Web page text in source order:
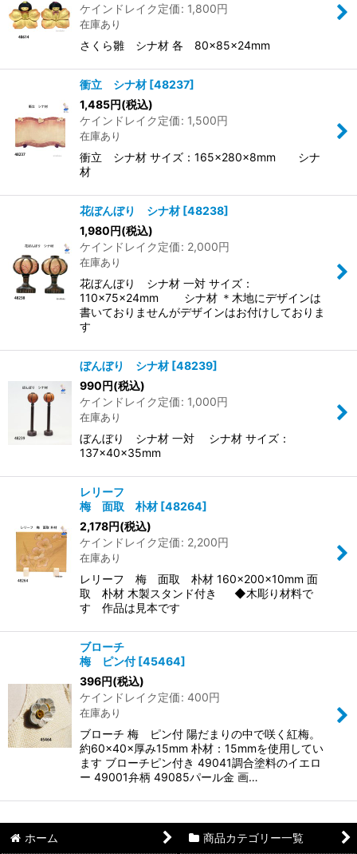
ケインドレイク定価: 1,800円
在庫あり
さくら雛 シナ材 各 80×85×24mm
衝立 シナ材 [48237]
1,485円(税込)
ケインドレイク定価: 1,500円
在庫あり
衝立 シナ材 サイズ：165×280×8mm シナ
材
花ぼんぼり シナ材 [48238]
1,980円(税込)
ケインドレイク定価: 2,000円
在庫あり
花ぼんぼり シナ材 一対 サイズ：
110×75×24mm シナ材 ＊木地にデザインは
書いておりませんがデザインはお付けしておりま
す
ぼんぼり シナ材 [48239]
990円(税込)
ケインドレイク定価: 1,000円
在庫あり
ぼんぼり シナ材 一対 シナ材 サイズ：
137×40×35mm
レリーフ
梅 面取 朴材 [48264]
2,178円(税込)
ケインドレイク定価: 2,200円
在庫あり
レリーフ 梅 面取 朴材 160×200×10mm 面
取 朴材 木製スタンド付き ◆木彫り材料で
す 作品は見本です
ブローチ
梅 ピン付 [45464]
396円(税込)
ケインドレイク定価: 400円
在庫あり
ブローチ 梅 ピン付 陽だまりの中で咲く紅梅。
約60×40×厚み15mm 朴材：15mmを使用してい
ます ブローチピン付き 49041調合塗料のイエロ
ー 49001弁柄 49085パール金 画…
ホーム 商品カテゴリー一覧